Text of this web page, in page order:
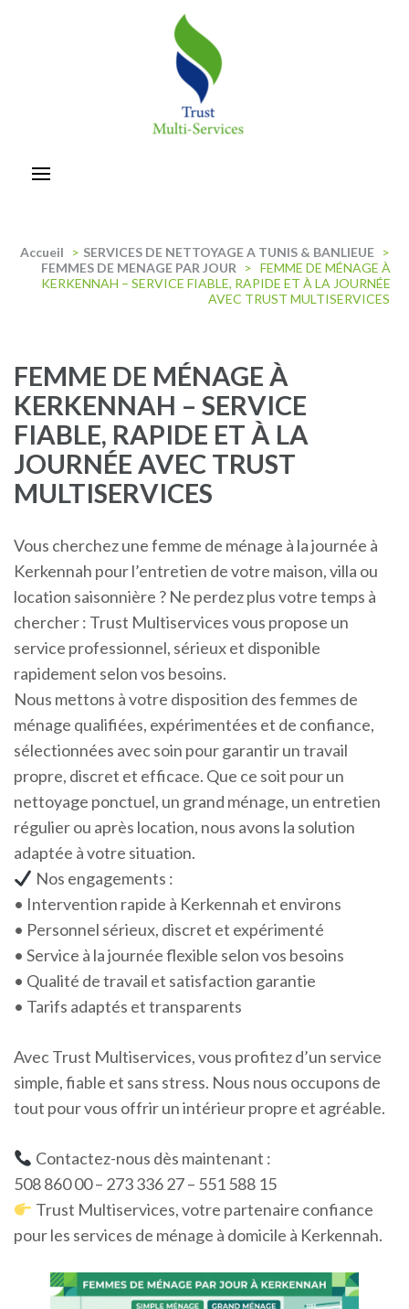
Accueil > SERVICES DE NETTOYAGE A TUNIS & BANLIEUE >
FEMMES DE MENAGE PAR JOUR
> FEMME DE MÉNAGE À
KERKENNAH – SERVICE FIABLE, RAPIDE ET À LA JOURNÉE
AVEC TRUST MULTISERVICES
FEMME DE MÉNAGE À
KERKENNAH – SERVICE
FIABLE, RAPIDE ET À LA
JOURNÉE AVEC TRUST
MULTISERVICES
Vous cherchez une femme de ménage à la journée à
Kerkennah pour l’entretien de votre maison, villa ou
location saisonnière ? Ne perdez plus votre temps à
chercher : Trust Multiservices vous propose un
service professionnel, sérieux et disponible
rapidement selon vos besoins.
Nous mettons à votre disposition des femmes de
ménage qualifiées, expérimentées et de confiance,
sélectionnées avec soin pour garantir un travail
propre, discret et efficace. Que ce soit pour un
nettoyage ponctuel, un grand ménage, un entretien
régulier ou après location, nous avons la solution
adaptée à votre situation.
Nos engagements :
• Intervention rapide à Kerkennah et environs
• Personnel sérieux, discret et expérimenté
• Service à la journée flexible selon vos besoins
• Qualité de travail et satisfaction garantie
• Tarifs adaptés et transparents
Avec Trust Multiservices, vous profitez d’un service
simple, fiable et sans stress. Nous nous occupons de
tout pour vous offrir un intérieur propre et agréable.
Contactez-nous dès maintenant :
508 860 00 – 273 336 27 – 551 588 15
Trust Multiservices, votre partenaire confiance
pour les services de ménage à domicile à Kerkennah.